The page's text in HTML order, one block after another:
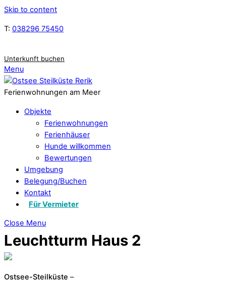
Skip to content
T: 038296 75450
Unterkunft buchen
Menu
Ferienwohnungen am Meer
Objekte
Ferienwohnungen
Ferienhäuser
Hunde willkommen
Bewertungen
Umgebung
Belegung/Buchen
Kontakt
Für Vermieter
Close Menu
Leuchtturm Haus 2
Ostsee-Steilküste –